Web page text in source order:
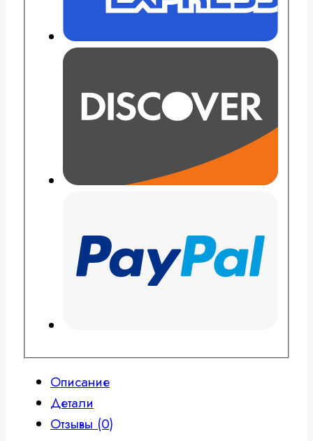
Описание
Детали
Отзывы (0)